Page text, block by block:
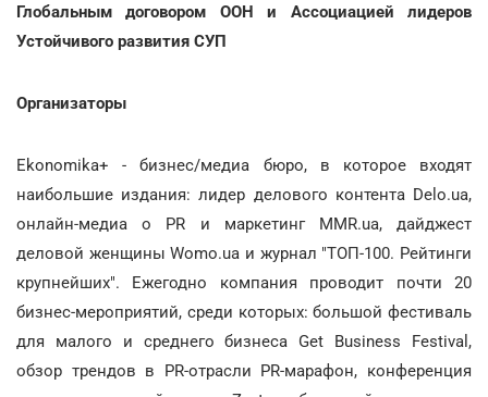
Глобальным договором ООН и Ассоциацией лидеров
Устойчивого развития СУП
Организаторы
Ekonomika+ - бизнес/медиа бюро, в которое входят
наибольшие издания: лидер делового контента Delo.ua,
онлайн-медиа о PR и маркетинг MMR.ua, дайджест
деловой женщины Womo.ua и журнал "ТОП-100. Рейтинги
крупнейших". Ежегодно компания проводит почти 20
бизнес-мероприятий, среди которых: большой фестиваль
для малого и среднего бизнеса Get Business Festival,
обзор трендов в PR-отрасли PR-марафон, конференция